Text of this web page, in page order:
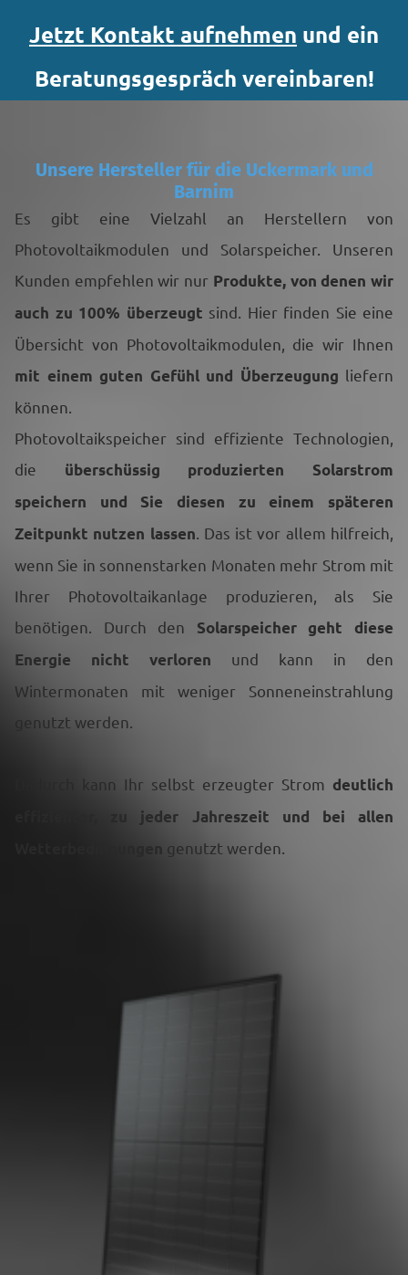
Jetzt Kontakt aufnehmen und ein
Beratungsgespräch vereinbaren!
Unsere Hersteller für die Uckermark und
Barnim
Es gibt eine Vielzahl an Herstellern von
Photovoltaikmodulen und Solarspeicher. Unseren
Kunden empfehlen wir nur Produkte, von denen wir
auch zu 100% überzeugt sind. Hier finden Sie eine
Übersicht von Photovoltaikmodulen, die wir Ihnen
mit einem guten Gefühl und Überzeugung liefern
können.
Photovoltaikspeicher sind effiziente Technologien,
die überschüssig produzierten Solarstrom
speichern und Sie diesen zu einem späteren
Zeitpunkt nutzen lassen . Das ist vor allem hilfreich,
wenn Sie in sonnenstarken Monaten mehr Strom mit
Ihrer Photovoltaikanlage produzieren, als Sie
benötigen. Durch den Solarspeicher geht diese
Energie nicht verloren und kann in den
Wintermonaten mit weniger Sonneneinstrahlung
genutzt werden.
Dadurch kann Ihr selbst erzeugter Strom deutlich
effizienter, zu jeder Jahreszeit und bei allen
Wetterbedingungen genutzt werden.